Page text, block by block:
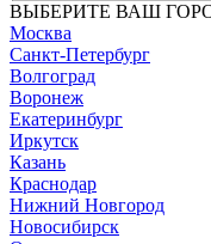
ВЫБЕРИТЕ ВАШ
Москва
Санкт-Петербург
Волгоград
Воронеж
Екатеринбург
Иркутск
Казань
Краснодар
Нижний Новгород
Новосибирск